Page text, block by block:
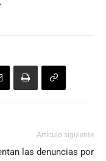
Artículo siguiente
las denuncias por